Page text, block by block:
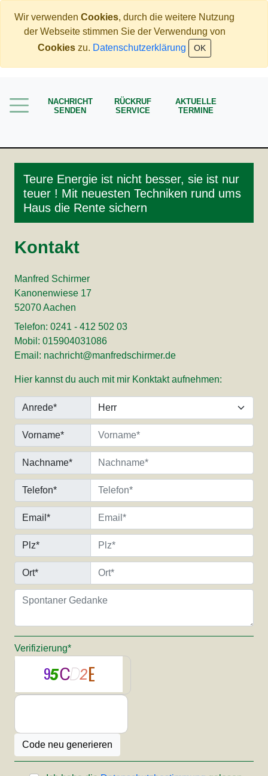
Wir verwenden Cookies, durch die weitere Nutzung
der Webseite stimmen Sie der Verwendung von
Cookies zu. Datenschutzerklärung OK
NACHRICHT
SENDEN
RÜCKRUF
SERVICE
AKTUELLE
TERMINE
Immobilien
Mehr Geld verdienen
Meine Angebote
Teure Energie ist nicht besser, sie ist nur
teuer ! Mit neuesten Techniken rund ums
Haus die Rente sichern
Kontakt
Manfred Schirmer
Kanonenwiese 17
52070 Aachen
Telefon: 0241 - 412 502 03
Mobil: 015904031086
Email: nachricht@manfredschirmer.de
Hier kannst du auch mit mir Konktakt aufnehmen:
Anrede*
Vorname*
Nachname*
Telefon*
Email*
Plz*
Ort*
Verifizierung*